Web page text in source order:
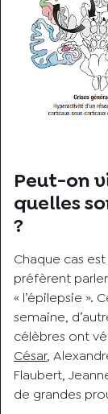
Peut-on
quelles
?
Chaque cas
préfèrent
« l’épilepsie ».
semaine,
célèbres ont
César,
Flaubert,
de grandes